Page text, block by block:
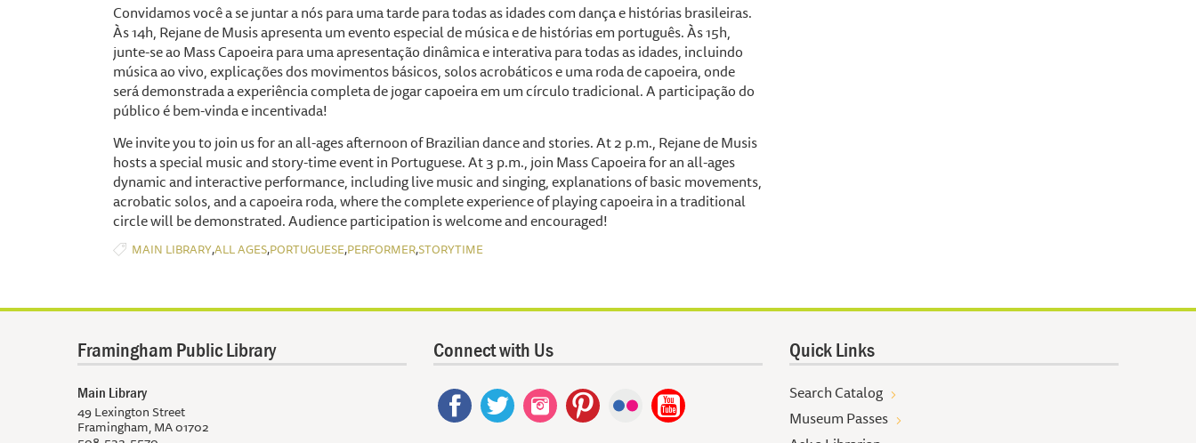
Convidamos você a se juntar a nós para uma tarde para todas as idades com dança e histórias brasileiras.
Às 14h, Rejane de Musis apresenta um evento especial de música e de histórias em português. Às 15h,
junte-se ao Mass Capoeira para uma apresentação dinâmica e interativa para todas as idades, incluindo
música ao vivo, explicações dos movimentos básicos, solos acrobáticos e uma roda de capoeira, onde
será demonstrada a experiência completa de jogar capoeira em um círculo tradicional. A participação do
público é bem-vinda e incentivada!
We invite you to join us for an all-ages afternoon of Brazilian dance and stories. At 2 p.m., Rejane de Musis
hosts a special music and story-time event in Portuguese. At 3 p.m., join Mass Capoeira for an all-ages
dynamic and interactive performance, including live music and singing, explanations of basic movements,
acrobatic solos, and a capoeira roda, where the complete experience of playing capoeira in a traditional
circle will be demonstrated. Audience participation is welcome and encouraged!
MAIN LIBRARY,ALL AGES,PORTUGUESE,PERFORMER,STORYTIME
Framingham Public Library
Main Library
49 Lexington Street
Framingham, MA 01702
Connect with Us Quick Links
Search Catalog
Museum Passes